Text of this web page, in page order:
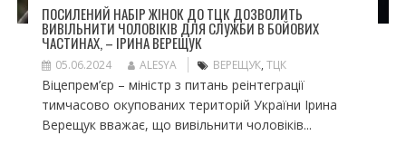
ПОСИЛЕНИЙ НАБІР ЖІНОК ДО ТЦК ДОЗВОЛИТЬ
ВИВІЛЬНИТИ ЧОЛОВІКІВ ДЛЯ СЛУЖБИ В БОЙОВИХ
ЧАСТИНАХ, – ІРИНА ВЕРЕЩУК
05.06.2024 ALESYA ВЕРЕЩУК, ТЦК
Віцепрем’єр – міністр з питань реінтеграції
тимчасово окупованих територій України Ірина
Верещук вважає, що вивільнити чоловіків...